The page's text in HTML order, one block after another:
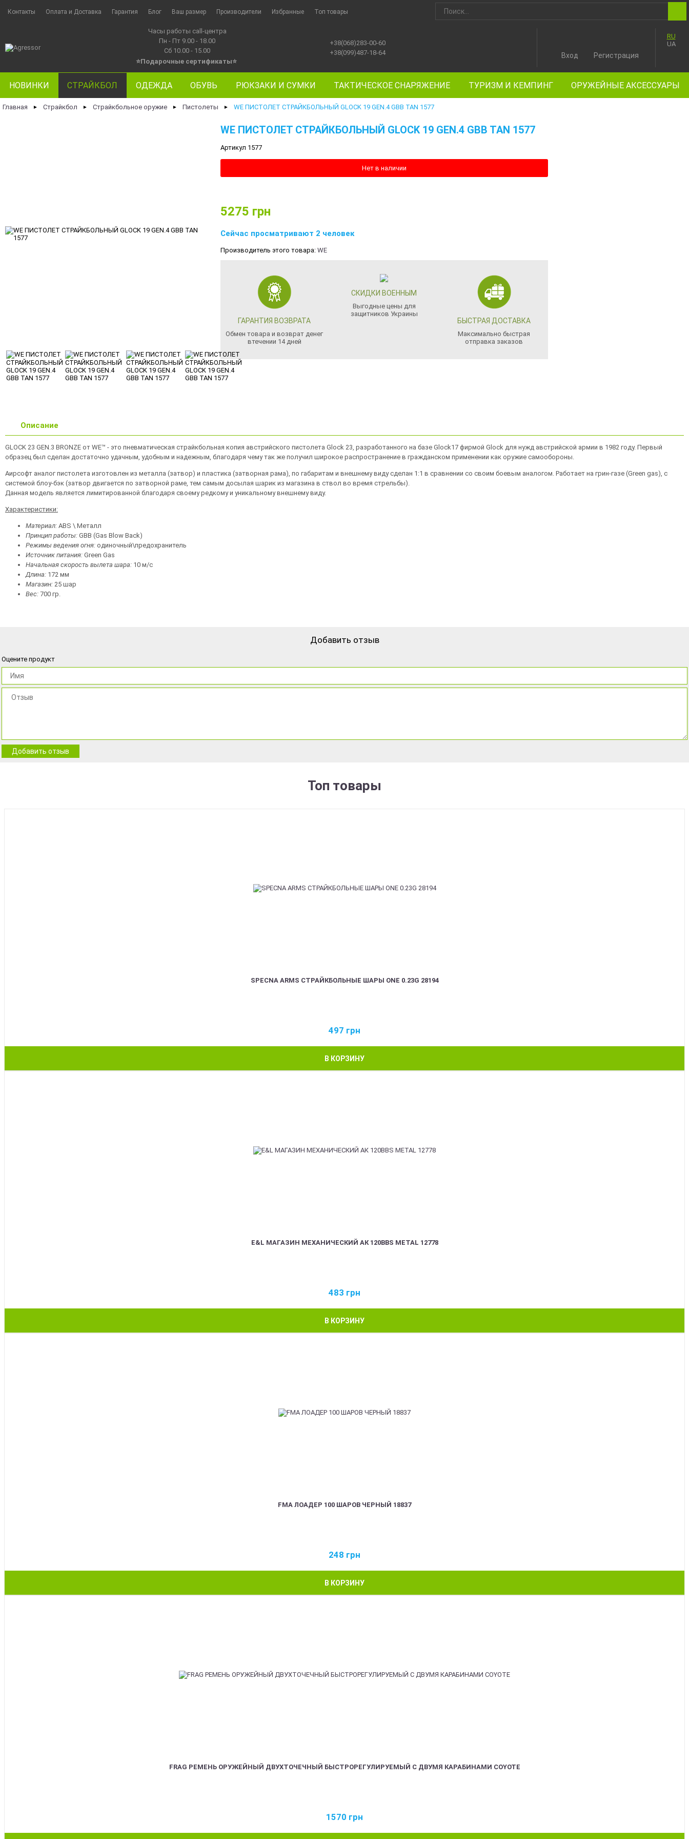
Контакты Оплата и Доставка Гарантия Блог Ваш размер Производители Избранные Топ товары
Часы работы call-центра
Пн - Пт 9.00 - 18.00
Сб 10.00 - 15.00
⭐Подарочные сертификаты⭐
+38(068)283-00-60
+38(099)487-18-64
RU
UA
Вход Регистрация
НОВИНКИ СТРАЙКБОЛ ОДЕЖДА ОБУВЬ РЮКЗАКИ И СУМКИ ТАКТИЧЕСКОЕ СНАРЯЖЕНИЕ ТУРИЗМ И КЕМПИНГ ОРУЖЕЙНЫЕ АКСЕССУАРЫ
Главная ► Страйкбол ► Страйкбольное оружие ► Пистолеты ► WE ПИСТОЛЕТ СТРАЙКБОЛЬНЫЙ GLOCK 19 GEN.4 GBB TAN 1577
WE ПИСТОЛЕТ СТРАЙКБОЛЬНЫЙ GLOCK 19 GEN.4 GBB TAN 1577
Артикул 1577
Нет в наличии
5275 грн
Сейчас просматривают 2 человек
Производитель этого товара: WE
ГАРАНТИЯ ВОЗВРАТА
Обмен товара и возврат денег
втечении 14 дней
СКИДКИ ВОЕННЫМ
Выгодные цены для
защитников Украины
БЫСТРАЯ ДОСТАВКА
Максимально быстрая
отправка заказов
Описание
GLOCK 23 GEN.3 BRONZE от WE™ - это пневматическая страйкбольная копия австрийского пистолета Glock 23, разработанного на базе Glock17 фирмой Glock для нужд австрийской армии в 1982 году. Первый
образец был сделан достаточно удачным, удобным и надежным, благодаря чему так же получил широкое распространение в гражданском применении как оружие самообороны.
Аирсофт аналог пистолета изготовлен из металла (затвор) и пластика (затворная рама), по габаритам и внешнему виду сделан 1:1 в сравнении со своим боевым аналогом. Работает на грин-газе (Green gas), с
системой блоу-бэк (затвор двигается по затворной раме, тем самым досылая шарик из магазина в ствол во время стрельбы).
Данная модель является лимитированной благодаря своему редкому и уникальному внешнему виду.
Характеристики:
Материал: ABS \ Металл
Принцип работы: GBB (Gas Blow Back)
Режимы ведения огня: одиночный\предохранитель
Источник питания: Green Gas
Начальная скорость вылета шара: 10 м/с
Длина: 172 мм
Магазин: 25 шар
Вес: 700 гр.
Добавить отзыв
Оцените продукт
Добавить отзыв
Топ товары
SPECNA ARMS СТРАЙКБОЛЬНЫЕ ШАРЫ ONE 0.23G 28194
497 грн
В КОРЗИНУ
E&L МАГАЗИН МЕХАНИЧЕСКИЙ АК 120BBS METAL 12778
483 грн
В КОРЗИНУ
FMA ЛОАДЕР 100 ШАРОВ ЧЕРНЫЙ 18837
248 грн
В КОРЗИНУ
FRAG РЕМЕНЬ ОРУЖЕЙНЫЙ ДВУХТОЧЕЧНЫЙ БЫСТРОРЕГУЛИРУЕМЫЙ С ДВУМЯ КАРАБИНАМИ COYOTE
1570 грн